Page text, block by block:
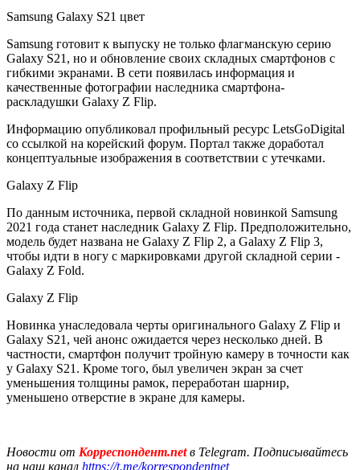
Samsung Galaxy S21 цвет
Samsung готовит к выпуску не только флагманскую серию
Galaxy S21, но и обновление своих складных смартфонов с
гибкими экранами. В сети появилась информация и
качественные фотографии наследника смартфона-
раскладушки Galaxy Z Flip.
Информацию опубликовал профильный ресурс LetsGoDigital
со ссылкой на корейский форум. Портал также доработал
концептуальные изображения в соответствии с утечками.
Galaxy Z Flip
По данным источника, первой складной новинкой Samsung
2021 года станет наследник Galaxy Z Flip. Предположительно,
модель будет названа не Galaxy Z Flip 2, а Galaxy Z Flip 3,
чтобы идти в ногу с маркировками другой складной серии -
Galaxy Z Fold.
Galaxy Z Flip
Новинка унаследовала черты оригинального Galaxy Z Flip и
Galaxy S21, чей анонс ожидается через несколько дней. В
частности, смартфон получит тройную камеру в точности как
у Galaxy S21. Кроме того, был увеличен экран за счет
уменьшения толщины рамок, переработан шарнир,
уменьшено отверстие в экране для камеры.
Новости от Корреспондент.netв Telegram. Подписывайтесь
на наш канал https://t.me/korrespondentnet